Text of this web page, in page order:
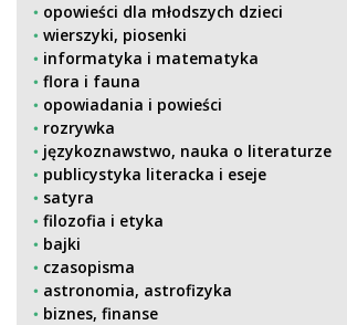
opowieści dla młodszych dzieci
wierszyki, piosenki
informatyka i matematyka
flora i fauna
opowiadania i powieści
rozrywka
językoznawstwo, nauka o literaturze
publicystyka literacka i eseje
satyra
filozofia i etyka
bajki
czasopisma
astronomia, astrofizyka
biznes, finanse